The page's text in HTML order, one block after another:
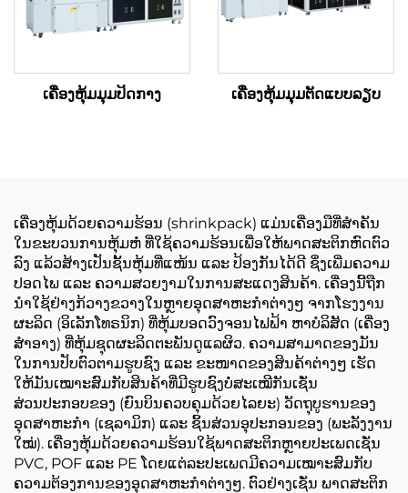
ເຄື່ອງຫຸ້ມມຸມປິດກາງ ເຄື່ອງຫຸ້ມມຸມຕັດແບບລຽບ
ເຄື່ອງຫຸ້ມດ້ວຍຄວາມຮ້ອນ (shrinkpack) ແມ່ນເຄື່ອງມືທີ່ສໍາຄັນ
ໃນຂະບວນການຫຸ້ມຫໍ່ ທີ່ໃຊ້ຄວາມຮ້ອນເພື່ອໃຫ້ພາດສະຕິກຫົດຕົວ
ລົງ ແລ້ວສ້າງເປັນຊັ້ນຫຸ້ມທີ່ແໜ້ນ ແລະ ປ້ອງກັນໄດ້ດີ ຊຶ່ງເພີ່ມຄວາມ
ປອດໄພ ແລະ ຄວາມສວຍງາມໃນການສະແດງສິນຄ້າ. ເຄື່ອງນີ້ຖືກ
ນໍາໃຊ້ຢ່າງກ້ວາງຂວາງໃນຫຼາຍອຸດສາຫະກໍາຕ່າງໆ ຈາກໂຮງງານ
ຜະລິດ (ອິເລັກໂທຣນິກ) ທີ່ຫຸ້ມບອດວົງຈອນໄຟຟ້າ ຫາບໍລິສັດ (ເຄື່ອງ
ສໍາອາງ) ທີ່ຫຸ້ມຊຸດຜະລິດຕະພັນດູແລຜິວ. ຄວາມສາມາດຂອງມັນ
ໃນການປັບຕົວຕາມຮູບຊົງ ແລະ ຂະໜາດຂອງສິນຄ້າຕ່າງໆ ເຮັດ
ໃຫ້ມັນເໝາະສົມກັບສິນຄ້າທີ່ມີຮູບຊົງບໍ່ສະເໝີກັນເຊັ່ນ
ສ່ວນປະກອບຂອງ (ຍົນບິນຄວບຄຸມດ້ວຍໄລຍະ) ວັດຖຸບູຮານຂອງ
ອຸດສາຫະກໍາ (ເຊລາມິກ) ແລະ ຊິ້ນສ່ວນອຸປະກອນຂອງ (ພະລັງງານ
ໃໝ່). ເຄື່ອງຫຸ້ມດ້ວຍຄວາມຮ້ອນໃຊ້ພາດສະຕິກຫຼາຍປະເພດເຊັ່ນ
PVC, POF ແລະ PE ໂດຍແຕ່ລະປະເພດມີຄວາມເໝາະສົມກັບ
ຄວາມຕ້ອງການຂອງອຸດສາຫະກໍາຕ່າງໆ. ຕົວຢ່າງເຊັ່ນ ພາດສະຕິກ